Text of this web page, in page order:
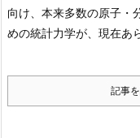
向け、本来多数の原子・
めの統計力学が、現在あ
記事